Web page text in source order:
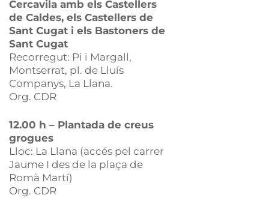
Cercavila amb els Castellers
de Caldes, els Castellers de
Sant Cugat i els Bastoners de
Sant Cugat
Recorregut: Pi i Margall,
Montserrat, pl. de Lluís
Companys, La Llana.
Org. CDR
12.00 h – Plantada de creus
grogues
Lloc: La Llana (accés pel carrer
Jaume I des de la plaça de
Romà Martí)
Org. CDR